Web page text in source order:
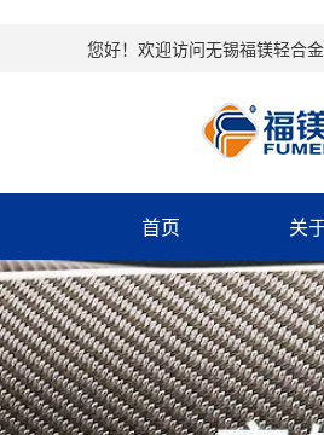
您好！欢迎访问无锡福镁轻合
首页 关